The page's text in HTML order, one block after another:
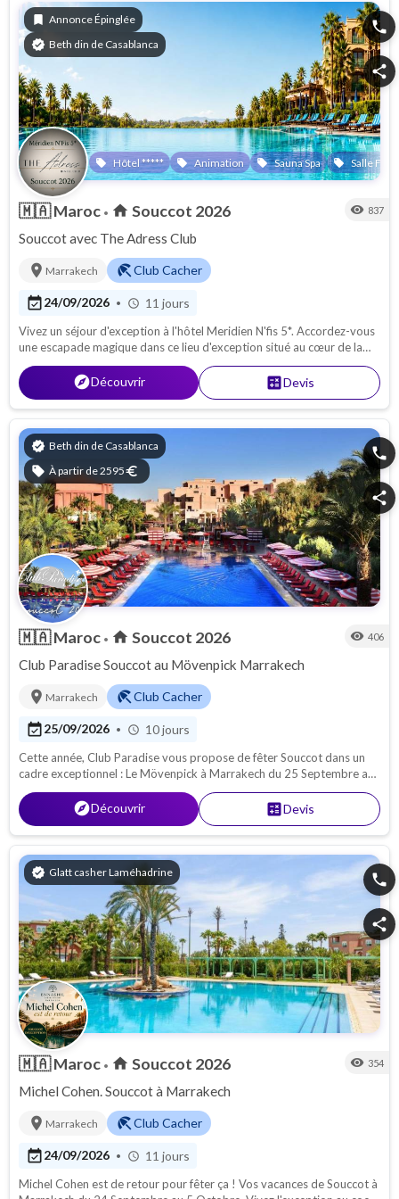
bookmark Annonce Épinglée
verified Beth din de Casablanca
local_offer Hôtel ***** local_offer Animation local_offer Sauna Spa local_offer Salle
phone
share
🇲🇦Maroc • home Souccot 2026 visibility 837
Souccot avec The Adress Club
location_on Marrakech beach_accessClub Cacher
event_available24/09/2026 • schedule 11 jours
Vivez un séjour d'exception à l'hôtel Meridien N'fis 5*. Accordez-vous
une escapade magique dans ce lieu d'exception situé au cœur de la
ville rouge. Profitez d'un séjour tout compris dans un établissement
de renom, où l'authenticité marocaine se mêle harmonieusement à
des prestations raffinées pour créer des souvenirs mémorables.
Bénéficiez de services haut de gamme spécialement conçus pour
enrichir chaque moment de votre séjour et satisfaire les attentes de
tous les membres de la famille. Période de Souccot : du 24 septembre
au 5 Octobre 2026.
exploreDécouvrir calculateDevis
verified Beth din de Casablanca
sell À partir de 2595euro
phone
share
🇲🇦Maroc • home Souccot 2026 visibility 406
Club Paradise Souccot au Mövenpick Marrakech
location_on Marrakech beach_accessClub Cacher
event_available25/09/2026 • schedule 10 jours
Cette année, Club Paradise vous propose de fêter Souccot dans un
cadre exceptionnel : Le Mövenpick à Marrakech du 25 Septembre au
5 Octobre.
exploreDécouvrir calculateDevis
verified Glatt casher Laméhadrine phone
share
🇲🇦Maroc • home Souccot 2026 visibility 354
Michel Cohen. Souccot à Marrakech
location_on Marrakech beach_accessClub Cacher
event_available24/09/2026 • schedule 11 jours
Michel Cohen est de retour pour fêter ça ! Vos vacances de Souccot à